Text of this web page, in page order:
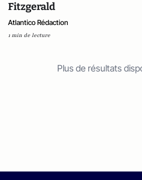
Fitzgerald
Atlantico Rédaction
1 min de lecture
Plus de résultats